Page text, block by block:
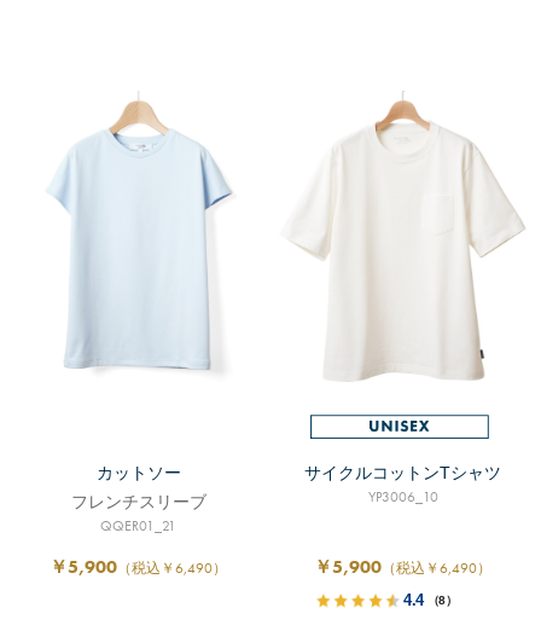
カットソー
フレンチスリーブ
QQER01_21
￥5,900 （税込￥6,490）
サイクルコットンTシャツ
YP3006_10
￥5,900 （税込￥6,490）
4.4 （8）